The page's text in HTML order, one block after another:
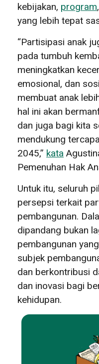
kebijakan, program
yang lebih tepat
“Partisipasi anak
pada tumbuh
meningkatkan
emosional, dan
membuat anak
hal ini akan
dan juga bagi kita
mendukung
2045,” kata
Pemenuhan Hak
Untuk itu, seluruh
persepsi terkait
pembangunan.
dipandang bukan
pembangunan
subjek
dan berkontribusi
dan inovasi bagi
kehidupan.